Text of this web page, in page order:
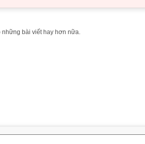
những bài viết hay hơn nữa.